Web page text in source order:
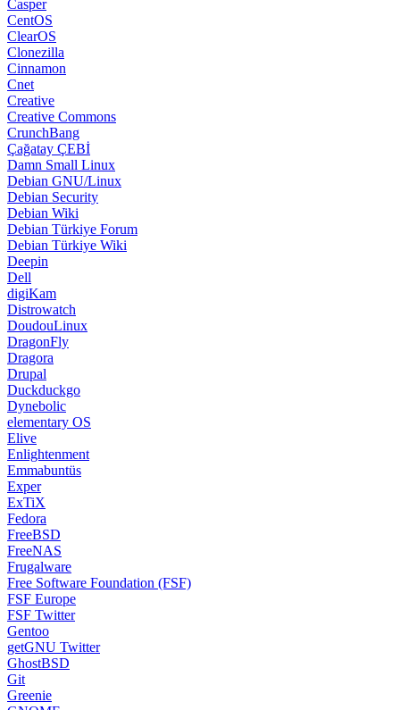
Çağatay ÇEBİ
Damn Small Linux
Debian GNU/Linux
Debian Security
Debian Wiki
Debian Türkiye Forum
Debian Türkiye Wiki
Deepin
Dell
digiKam
Distrowatch
DoudouLinux
DragonFly
Dragora
Drupal
Duckduckgo
Dynebolic
elementary OS
Elive
Enlightenment
Emmabuntüs
Exper
ExTiX
Fedora
FreeBSD
FreeNAS
Frugalware
Free Software Foundation (FSF)
FSF Europe
FSF Twitter
Gentoo
getGNU Twitter
GhostBSD
Git
Greenie
GNOME
GNU
GNU Binutils
GNU Compiler Collection GCC
GNU Solidario
GCC Twitter
GNU-TR Sözlük
Google
Grundig